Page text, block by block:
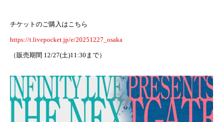
チケットのご購入はこちら
https://t.livepocket.jp/e/20251227_osaka
（販売期間 12/27(土)11:30まで）